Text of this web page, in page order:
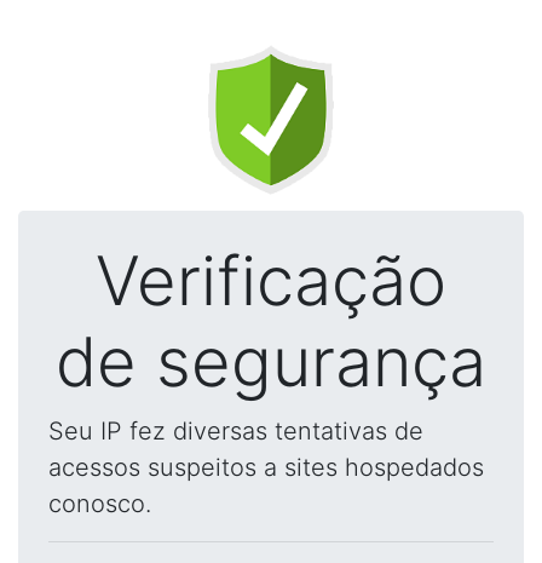
Verificação
de segurança
Seu IP fez diversas tentativas de
acessos suspeitos a sites hospedados
conosco.